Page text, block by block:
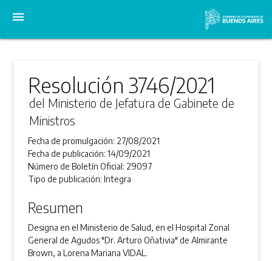
menu
Resolución 3746/2021
del Ministerio de Jefatura de Gabinete de
Ministros
Fecha de promulgación: 27/08/2021
Fecha de publicación:14/09/2021
Número de Boletín Oficial: 29097
Tipo de publicación:Integra
Resumen
Designa en el Ministerio de Salud, en el Hospital Zonal
General de Agudos "Dr. Arturo Oñativia" de Almirante
Brown, a Lorena Mariana VIDAL.